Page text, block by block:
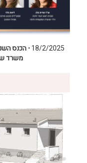
18/2/2025 ⋅ הכנס
משרד